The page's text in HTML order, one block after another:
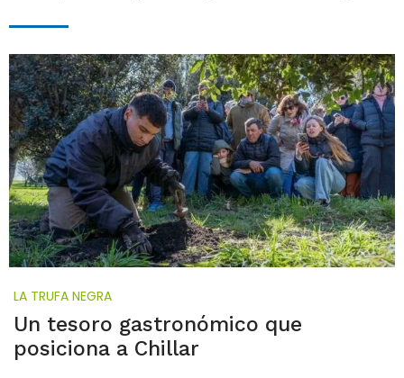
LA TRUFA NEGRA
Un tesoro gastronómico que
posiciona a Chillar